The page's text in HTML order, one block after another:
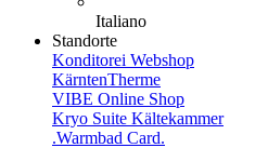
Italiano
Standorte
Konditorei Webshop
KärntenTherme
VIBE Online Shop
Kryo Suite Kältekammer
.Warmbad Card.